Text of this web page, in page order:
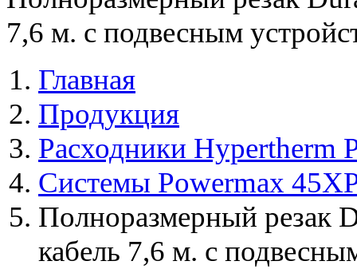
7,6 м. с подвесным
Главная
Продукция
Расходники Hypertherm
Системы Powermax
Полноразмерный резак
кабель 7,6 м. с